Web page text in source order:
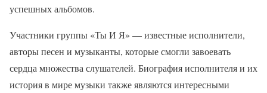
успешных альбомов.
Участники группы «Ты И Я» — известные исполнители,
авторы песен и музыканты, которые смогли завоевать
сердца множества слушателей. Биография исполнителя и их
история в мире музыки также являются интересными